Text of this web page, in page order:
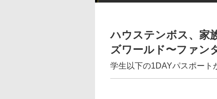
ハウステンボス、家
ズワールド〜ファン
学生以下の1DAYパスポート